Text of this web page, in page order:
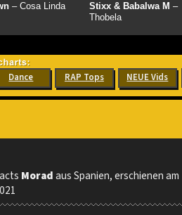
– Cosa Linda Stixx & Babalwa M –
Thobela
Dance RAP Tops NEUE Vids
Moradaus Spanien, erschienen am